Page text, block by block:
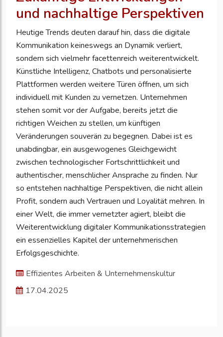
und nachhaltige Perspektiven
Heutige Trends deuten darauf hin, dass die digitale
Kommunikation keineswegs an Dynamik verliert,
sondern sich vielmehr facettenreich weiterentwickelt.
Künstliche Intelligenz, Chatbots und personalisierte
Plattformen werden weitere Türen öffnen, um sich
individuell mit Kunden zu vernetzen. Unternehmen
stehen somit vor der Aufgabe, bereits jetzt die
richtigen Weichen zu stellen, um künftigen
Veränderungen souverän zu begegnen. Dabei ist es
unabdingbar, ein ausgewogenes Gleichgewicht
zwischen technologischer Fortschrittlichkeit und
authentischer, menschlicher Ansprache zu finden. Nur
so entstehen nachhaltige Perspektiven, die nicht allein
Profit, sondern auch Vertrauen und Loyalität mehren. In
einer Welt, die immer vernetzter agiert, bleibt die
Weiterentwicklung digitaler Kommunikationsstrategien
ein essenzielles Kapitel der unternehmerischen
Erfolgsgeschichte.
Effizientes Arbeiten & Unternehmenskultur
17.04.2025